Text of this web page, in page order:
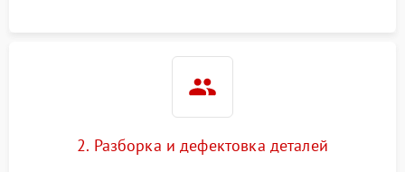
2. Разборка и дефектовка деталей